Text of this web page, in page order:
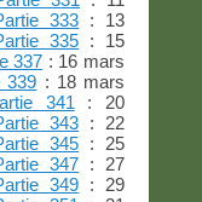
333 : 13
335 : 15
337 : 16 mars
339 : 18 mars
341 : 20
343 : 22
345 : 25
347 : 27
349 : 29